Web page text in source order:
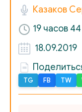
02_02
02_03
02_04
02_05
02_06
Казаков
19 часов
18.09.2019
TG FB TW